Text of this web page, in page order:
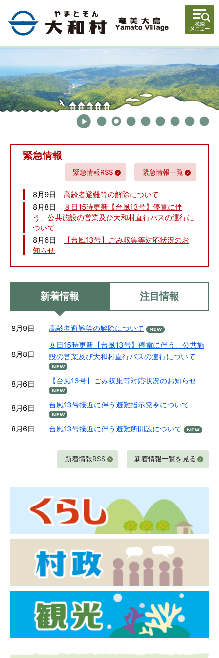
緊急情報
緊急情報RSS 緊急情報一覧
8月9日
高齢者避難等の解除について
8月8日
８日15時更新【台風13号】停電に伴
う、公共施設の営業及び大和村直行バスの運行に
ついて
8月6日
【台風13号】ごみ収集等対応状況のお
知らせ
新着情報
8月9日 高齢者避難等の解除について
8月8日
８日15時更新【台風13号】停電に伴う、公共施
設の営業及び大和村直行バスの運行について
8月6日 【台風13号】ごみ収集等対応状況のお知らせ
8月6日 台風13号接近に伴う避難指示発令について
8月6日 台風13号接近に伴う避難所開設について
新着情報RSS 新着情報一覧を見る
注目情報